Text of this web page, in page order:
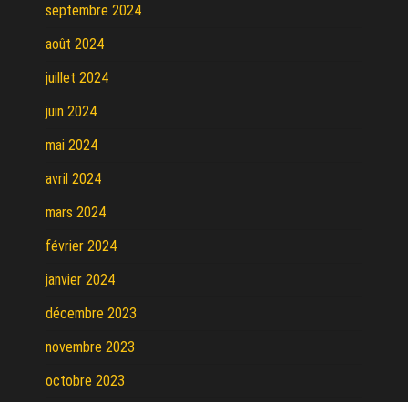
septembre 2024
août 2024
juillet 2024
juin 2024
mai 2024
avril 2024
mars 2024
février 2024
janvier 2024
décembre 2023
novembre 2023
octobre 2023